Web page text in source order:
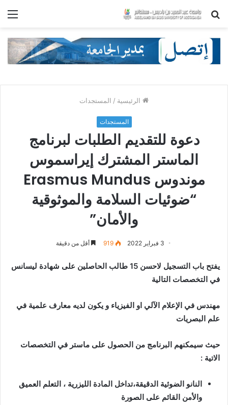
بحث
الرئيسية / المستجدات
المستجدات
دعوة للتقديم الطلبات لبرنامج
الماستر المشترك إيراسموس
موندوس Erasmus Mundus
“ضوئيات السلامة والموثوقية
والأمان”
3 فبراير 2022 919 أقل من دقيقة
يفتح باب التسجيل لاحسن 15 طالب الحاصلين على شهادة ليسانس
في التخصصات التالية
مهندس في الإعلام الآلي او الفيزياء و يكون لديه معارف علمية في
علم البصريات
حيث سيمكنهم البرنامج من الحصول على ماستر في التخصصات
الاتية :
النانو الضوئية الدقيقة،تداخل المادة الليزرية ، التعلم العميق
والأمن القائم على الصورة